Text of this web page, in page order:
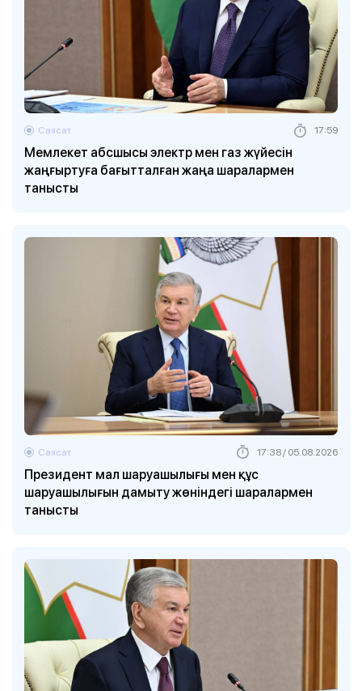
Мемлекет абсшысы электр мен газ жүйесін
жаңғыртуға бағытталған жаңа шаралармен
танысты
Саясат 17:59
Президент мал шаруашылығы мен құс
шаруашылығын дамыту жөніндегі шаралармен
танысты
Саясат 17:38 / 05.08.2026